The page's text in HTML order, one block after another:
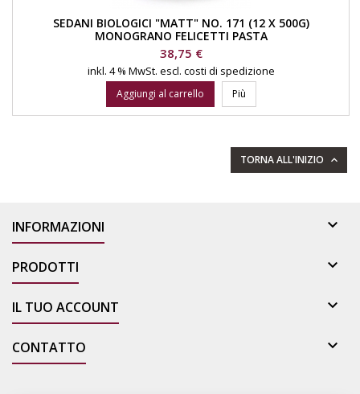
SEDANI BIOLOGICI "MATT" NO. 171 (12 X 500G)
MONOGRANO FELICETTI PASTA
Prezzo
38,75 €
inkl. 4 % MwSt. escl. costi di spedizione
Aggiungi al carrello Più
TORNA ALL'INIZIO 
INFORMAZIONI 
PRODOTTI 
IL TUO ACCOUNT 
CONTATTO 